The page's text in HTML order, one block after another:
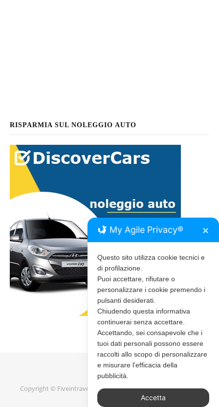
RISPARMIA SUL NOLEGGIO AUTO
Copyright © Fiveintravel 2020 - 2026 |Bard Tema diWP Royal.
My Agile Privacy® ✕
Questo sito utilizza cookie tecnici e
di profilazione.
Puoi accettare, rifiutare o
personalizzare i cookie premendo i
pulsanti desiderati.
Chiudendo questa informativa
continuerai senza accettare.
Accettando, sei consapevole che i
tuoi dati personali possono essere
raccolti allo scopo di personalizzare
e misurare l'efficacia della
pubblicità.
Accetta